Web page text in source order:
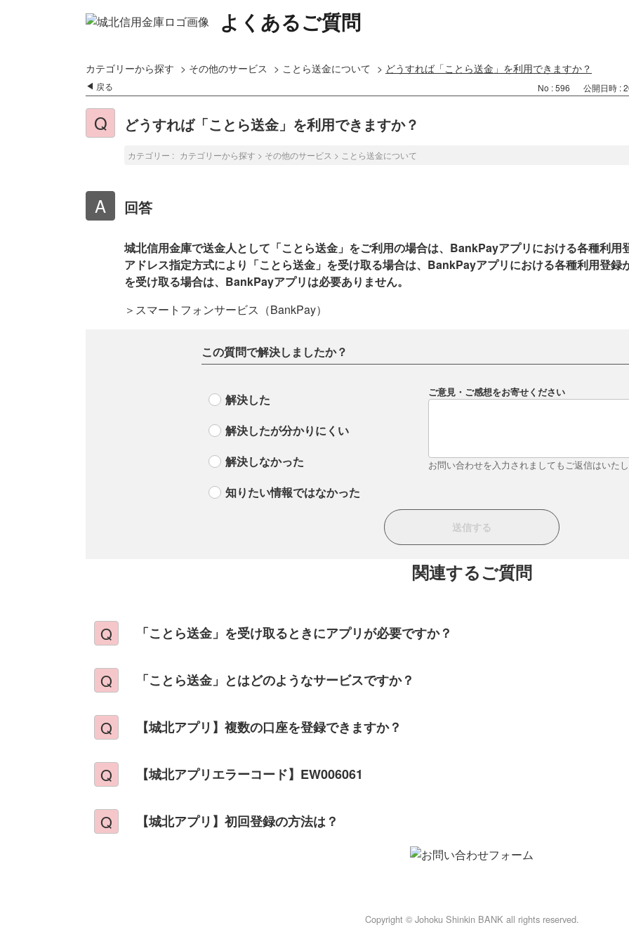
よくあるご質問
カテゴリーから探す > その他のサービス > ことら送金について > どうすれば「ことら送金」を利用できますか？
戻る No : 596 公開日時 :
どうすれば「ことら送金」を利用できますか？
カテゴリー : カテゴリーから探す > その他のサービス > ことら送金について
回答
城北信用金庫で送金人として「ことら送金」をご利用の場合は、BankPayアプリにおける各種利
アドレス指定方式により「ことら送金」を受け取る場合は、BankPayアプリにおける各種利用登録
を受け取る場合は、BankPayアプリは必要ありません。
＞スマートフォンサービス（BankPay）
この質問で解決しましたか？
解決した
解決したが分かりにくい
解決しなかった
知りたい情報ではなかった
ご意見・ご感想をお寄せください
お問い合わせを入力されましてもご返信はいた
関連するご質問
「ことら送金」を受け取るときにアプリが必要ですか？
「ことら送金」とはどのようなサービスですか？
【城北アプリ】複数の口座を登録できますか？
【城北アプリエラーコード】EW006061
【城北アプリ】初回登録の方法は？
Copyright © Johoku Shinkin BANK all rights reserved.